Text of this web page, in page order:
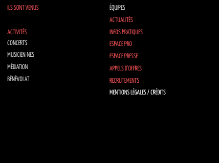
ILS SONT VENUS
ÉQUIPES
ACTUALITÉS
ACTIVITÉS
CONCERTS
MUSICIEN·NES
MÉDIATION
BÉNÉVOLAT
INFOS PRATIQUES
ESPACE PRO
ESPACE PRESSE
APPELS D’OFFRES
RECRUTEMENTS
MENTIONS LÉGALES / CRÉDITS